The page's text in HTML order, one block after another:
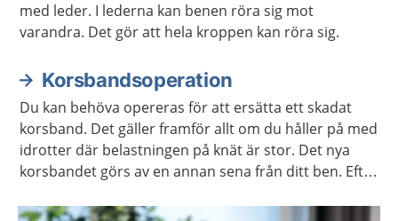
med leder. I lederna kan benen röra sig mot
varandra. Det gör att hela kroppen kan röra sig.
Korsbandsoperation
Du kan behöva opereras för att ersätta ett skadat
korsband. Det gäller framför allt om du håller på med
idrotter där belastningen på knät är stor. Det nya
korsbandet görs av en annan sena från ditt ben. Efter